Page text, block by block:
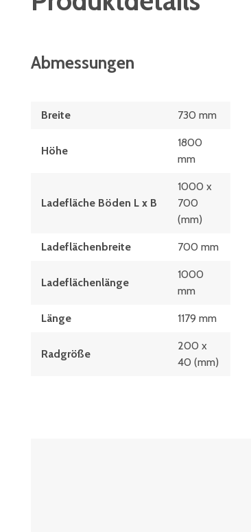
Abmessungen
Breite 730 mm
Höhe
1800
mm
Ladefläche Böden L x B
1000 x
700
(mm)
Ladeflächenbreite 700 mm
Ladeflächenlänge
1000
mm
Länge 1179 mm
Radgröße
200 x
40 (mm)